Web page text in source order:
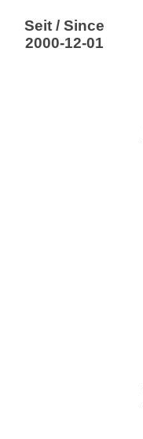
Seit / Since
2000-12-01